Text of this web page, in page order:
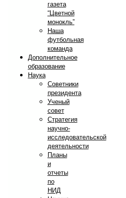
газета
“Цветной
монокль”
Наша
футбольная
команда
Дополнительное
образование
Наука
Советники
президента
Ученый
совет
Стратегия
научно-
исследовательской
деятельности
Планы
и
отчеты
по
НИД